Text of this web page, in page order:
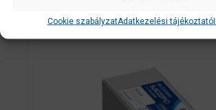
Cookie szabályzatAdatkezelési tájékoztató